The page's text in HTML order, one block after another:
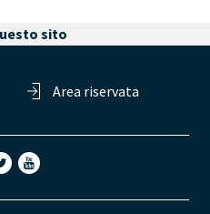
sito
Area riservata